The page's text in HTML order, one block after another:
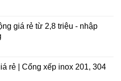
giá rẻ từ 2,8 triệu - nhập
rẻ | Cổng xếp inox 201, 304